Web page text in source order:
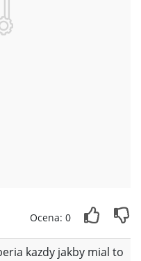
Ocena: 0
kazdy jakby mial to